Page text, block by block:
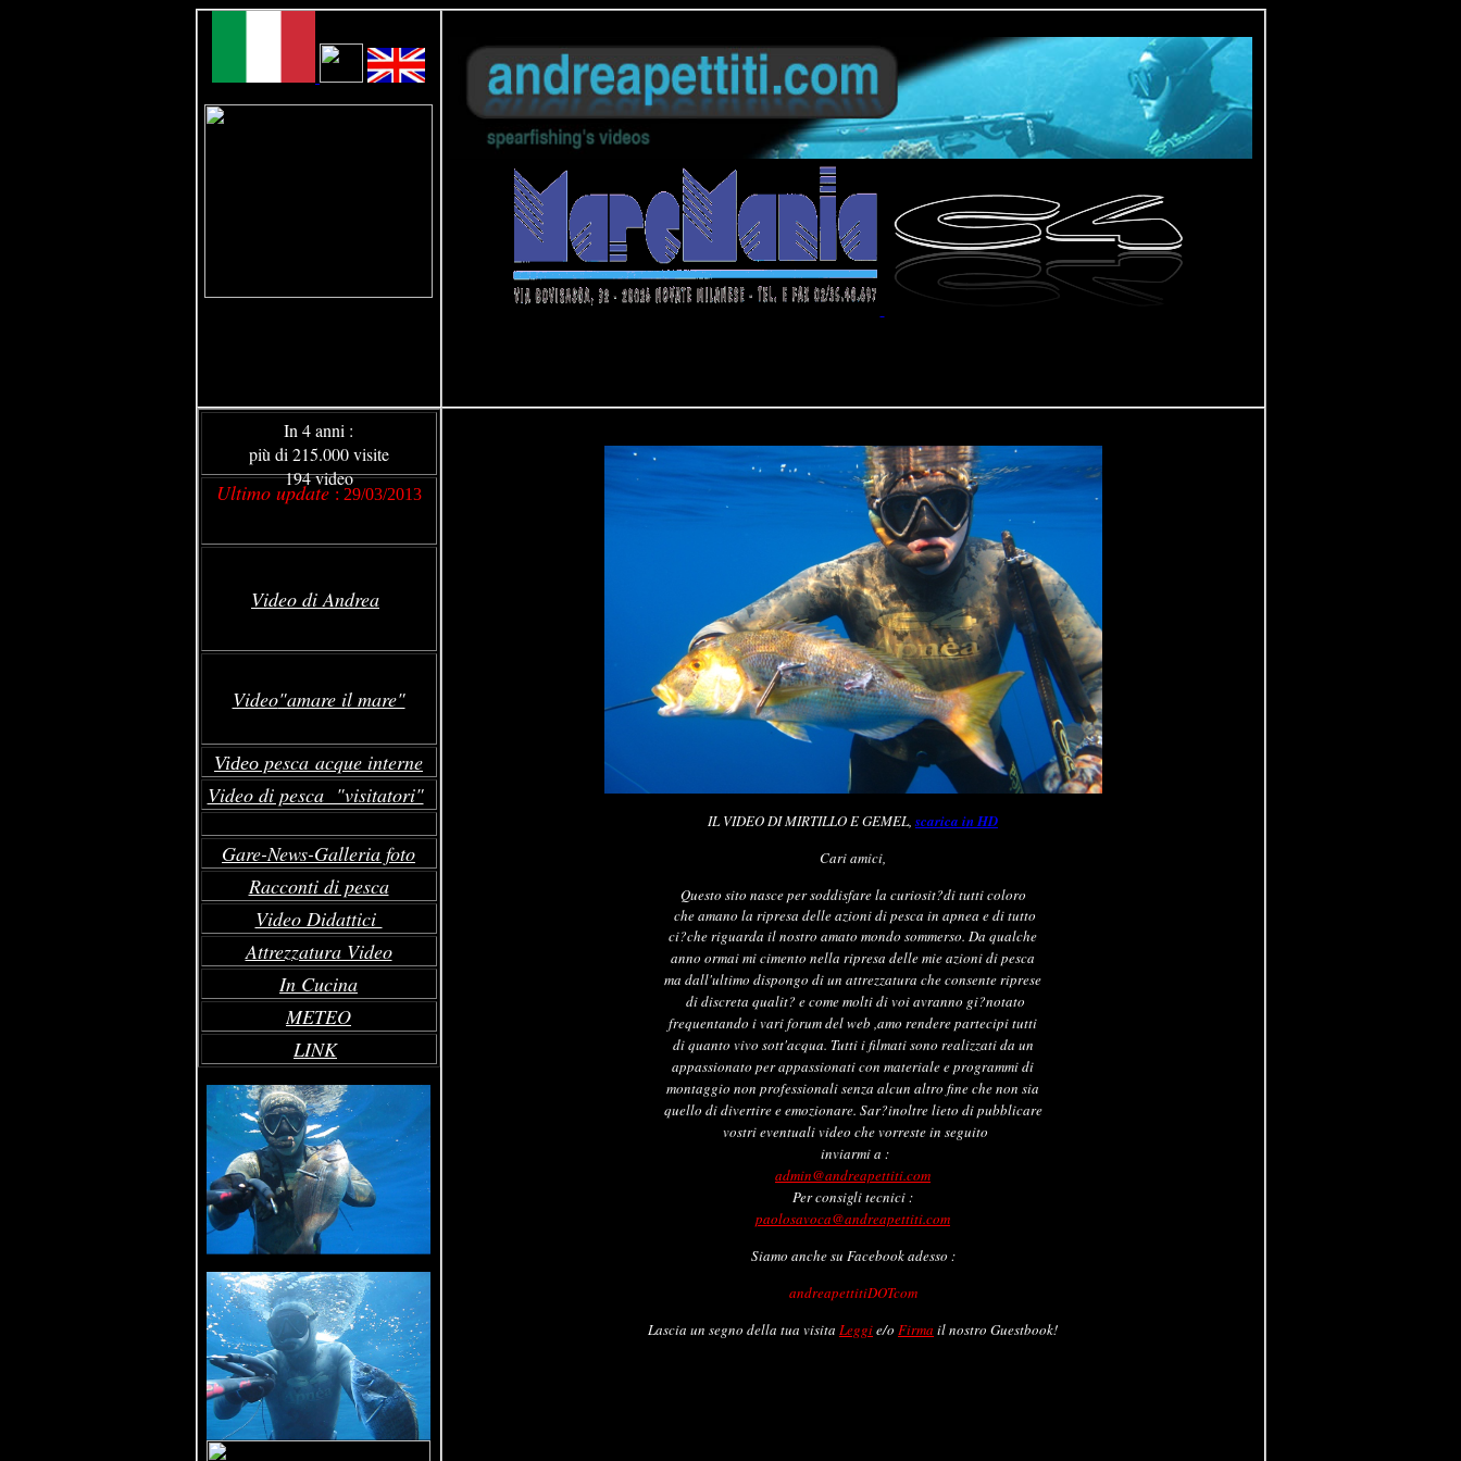
In 4 anni :
più di 215.000 visite
194 video
Ultimo update: 29/03/2013
Video di Andrea
Video"amare il mare"
Video pesca acque interne
Video di pesca "visitatori"
Gare-News-Galleria foto
Racconti di pesca
Video Didattici
Attrezzatura Video
In Cucina
METEO
LINK
IL VIDEO DI MIRTILLO E GEMEL,scarica in HD
Cari amici,
Questo sito nasce per soddisfare la curiosit?di tutti coloro
che amano la ripresa delle azioni di pesca in apnea e di tutto
ci?che riguarda il nostro amato mondo sommerso. Da qualche
anno ormai mi cimento nella ripresa delle mie azioni di pesca
ma dall'ultimo dispongo di un attrezzatura che consente riprese
di discreta qualit? e come molti di voi avranno gi?notato
frequentando i vari forum del web ,amo rendere partecipi tutti
di quanto vivo sott'acqua. Tutti i filmati sono realizzati da un
appassionato per appassionati con materiale e programmi di
montaggio non professionali senza alcun altro fine che non sia
quello di divertire e emozionare. Sar?inoltre lieto di pubblicare
vostri eventuali video che vorreste in seguito
inviarmi a :
admin@andreapettiti.com
Per consigli tecnici :
paolosavoca@andreapettiti.com
Siamo anche su Facebook adesso :
andreapettitiDOTcom
Lascia un segno della tua visita Leggie/o Firma il nostro Guestbook!